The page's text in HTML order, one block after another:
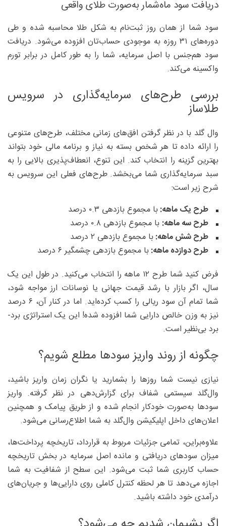
دریافت سود ماه‌شمار به‌صورت طلای واقعی
سود شما از همان روز ثبت‌نام به شکل طلا محاسبه شده و طی
دوره‌های ۳۱ روزه به موجودی حساب‌تان افزوده می‌شود. دریافت
سود هم‌جنس با اصل سرمایه، شما را به طور کامل در برابر تورم
واکسینه می‌کند.
بررسی طرح‌های سرمایه‌گذاری در سرویس
طلاساز
وال گلد با در نظر گرفتن افق‌های زمانی مختلف، طرح‌های متنوعی
را ارائه داده تا هر شخص بسته به نیاز و برنامه مالی خود بتواند
بهترین گزینه را انتخاب کند. این تنوع، انعطاف‌پذیری بالایی را به
سبد سرمایه‌گذاری شما می‌بخشد. طرح‌های فعلی این سرویس به
شرح زیر است:
طرح یک ماهه:با مجموع بازدهی ۰.۳ درصد
طرح سه ماهه: با مجموع بازدهی ۰.۸ درصد
طرح شش ماهه:با مجموع بازدهی ۲ درصد
طرح دوازده ماهه:با مجموع بازدهی چشمگیر ۶ درصد
فرض کنید شما طرح ۱۲ ماهه را انتخاب می‌کنید. در طول این یک
سال، اگر بازار با رشد قیمت جهانی یا نوسانات ارز مواجه شود،
شما تمام آن سود ریالی را کسب کرده‌اید. اما در کنار آن، ۶ درصد
نیز به وزن خالص دارایی شما افزوده شده! این یک استراتژی برد-
برد بی‌نظیر است.
چگونه از روند واریز سودها مطلع شویم؟
نیازی نیست شما روزها را بشمارید یا نگران زمان واریز باشید،
وال‌گلد سیستمی شفاف برای گزارش‌دهی در نظر گرفته. واریز
سودها به‌صورت خودکار انجام شده و از طریق پیامک و همچنین
اعلان‌های داخل اپلیکیشن وال‌گلد به شما اطلاع‌رسانی می‌شود.
علاوه‌براین، تمامی جزئیات مربوط به قرارداد، تاریخچه پرداخت‌ها،
میزان سودهای دریافتی و مانده اصل سرمایه در بخش تاریخچه
حساب کاربری شما ثبت می‌شود. این سطح از شفافیت به شما
اجازه می‌دهد تا هر لحظه کنترل کاملی روی دارایی‌ها و جریان‌های
درآمدی خود داشته باشید.